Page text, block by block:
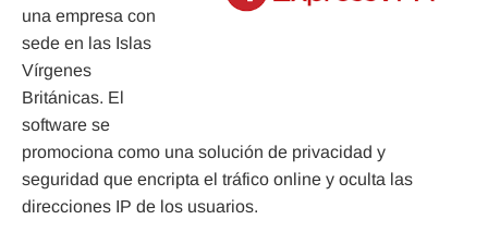
una empresa con
sede en las Islas
Vírgenes
Británicas. El
software se
promociona como una solución de privacidad y
seguridad que encripta el tráfico online y oculta las
direcciones IP de los usuarios.